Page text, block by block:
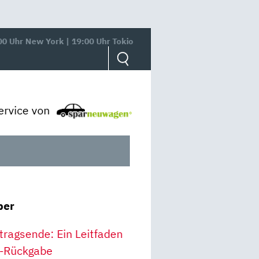
Uhr New York | 19:00 Uhr Tokio
von
Ein Leitfaden